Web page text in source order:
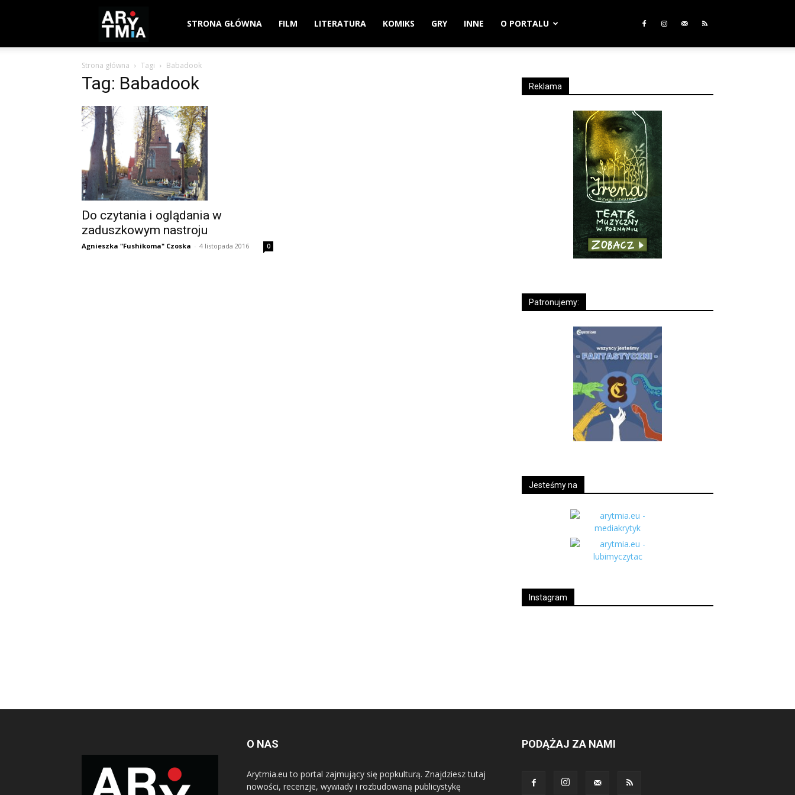
arytmia.eu
STRONA GŁÓWNA FILM LITERATURA KOMIKS GRY INNE O PORTALU
Strona główna Tagi Babadook
Tag: Babadook
Do czytania i oglądania w
zaduszkowym nastroju
Agnieszka "Fushikoma" Czoska - 4 listopada 2016 0
Reklama
Patronujemy:
Jesteśmy na
Instagram
O NAS
Arytmia.eu to portal zajmujący się popkulturą. Znajdziesz tutaj
nowości, recenzje, wywiady i rozbudowaną publicystykę
PODĄŻAJ ZA NAMI